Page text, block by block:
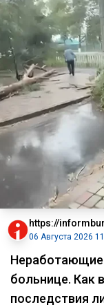
https://
06 Августа 2026
Неработающие
больнице. Как
последствия